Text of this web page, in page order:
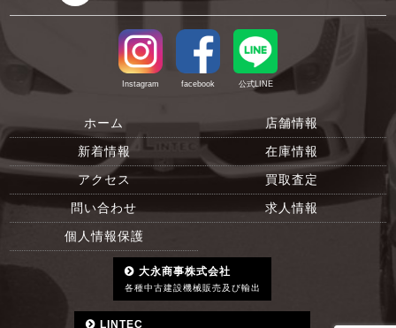
Instagram facebook 公式LINE
ホーム 店舗情報
新着情報 在庫情報
アクセス 買取査定
問い合わせ 求人情報
個人情報保護
大永商事株式会社
各種中古建設機械販売及び輸出
LINTEC